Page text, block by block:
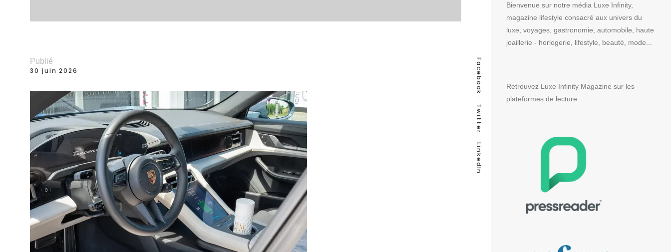
Facebook
Twitter
LinkedIn
Publié
30 juin 2026
Bienvenue sur notre média Luxe Infinity,
magazine lifestyle consacré aux univers du
luxe, voyages, gastronomie, automobile, haute
joaillerie - horlogerie, lifestyle, beauté, mode...
Retrouvez Luxe Infinity Magazine sur les
plateformes de lecture